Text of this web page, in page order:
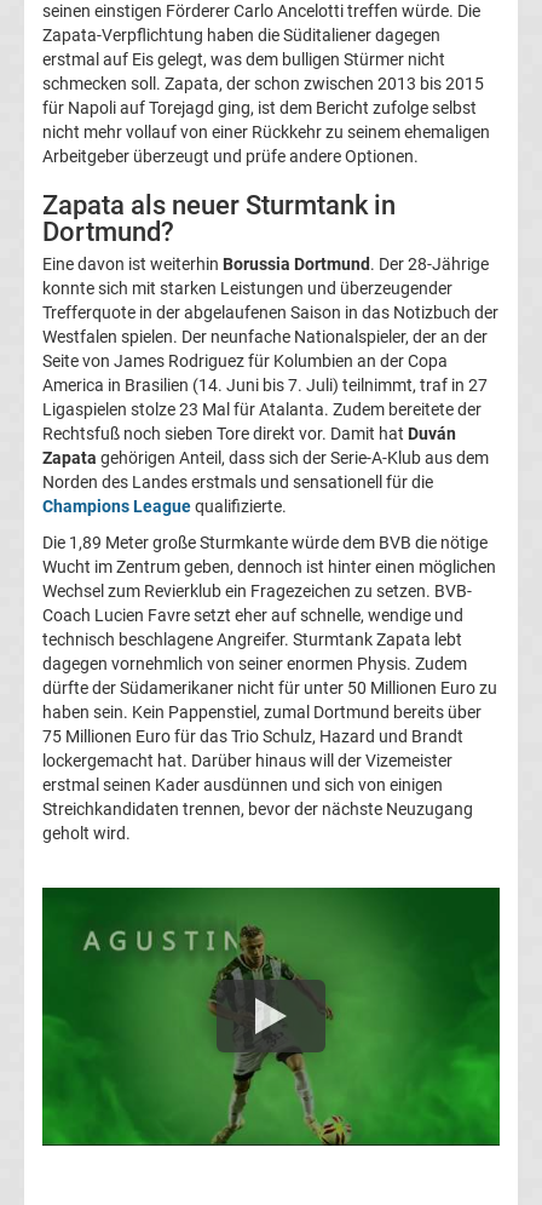
Internat.
Fußball
UEFA
Youth
League
Fußball
WM
Fußball
EM
Frauenfußball
Amateurfußball
Transfergerüchte
Transferticker
seinen einstigen Förderer Carlo Ancelotti treffen würde. Die
Zapata-Verpflichtung haben die Süditaliener dagegen
erstmal auf Eis gelegt, was dem bulligen Stürmer nicht
schmecken soll. Zapata, der schon zwischen 2013 bis 2015
für Napoli auf Torejagd ging, ist dem Bericht zufolge selbst
nicht mehr vollauf von einer Rückkehr zu seinem ehemaligen
Arbeitgeber überzeugt und prüfe andere Optionen.
Zapata als neuer Sturmtank in
Dortmund?
Eine davon ist weiterhin Borussia Dortmund. Der 28-Jährige
konnte sich mit starken Leistungen und überzeugender
Trefferquote in der abgelaufenen Saison in das Notizbuch der
Westfalen spielen. Der neunfache Nationalspieler, der an der
Seite von James Rodriguez für Kolumbien an der Copa
America in Brasilien (14. Juni bis 7. Juli) teilnimmt, traf in 27
Ligaspielen stolze 23 Mal für Atalanta. Zudem bereitete der
Rechtsfuß noch sieben Tore direkt vor. Damit hat Duván
Zapata gehörigen Anteil, dass sich der Serie-A-Klub aus dem
Norden des Landes erstmals und sensationell für die
Champions Leaguequalifizierte.
Die 1,89 Meter große Sturmkante würde dem BVB die nötige
Wucht im Zentrum geben, dennoch ist hinter einen möglichen
Wechsel zum Revierklub ein Fragezeichen zu setzen. BVB-
Coach Lucien Favre setzt eher auf schnelle, wendige und
technisch beschlagene Angreifer. Sturmtank Zapata lebt
dagegen vornehmlich von seiner enormen Physis. Zudem
dürfte der Südamerikaner nicht für unter 50 Millionen Euro zu
haben sein. Kein Pappenstiel, zumal Dortmund bereits über
75 Millionen Euro für das Trio Schulz, Hazard und Brandt
lockergemacht hat. Darüber hinaus will der Vizemeister
erstmal seinen Kader ausdünnen und sich von einigen
Streichkandidaten trennen, bevor der nächste Neuzugang
geholt wird.